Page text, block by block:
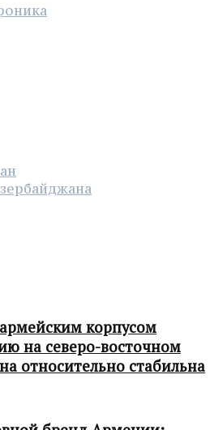
корпусом
на северо-восточном
относительно стабильна